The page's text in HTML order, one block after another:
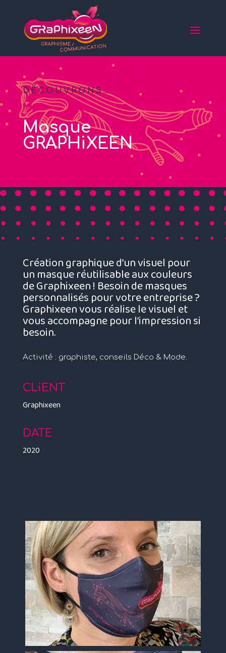
DÉCOUVRONS…
Masque
GRAPHiXEEN
Création graphique d’un visuel pour
un masque réutilisable aux couleurs
de Graphixeen ! Besoin de masques
personnalisés pour votre entreprise ?
Graphixeen vous réalise le visuel et
vous accompagne pour l’impression si
besoin.
Activité : graphiste, conseils Déco & Mode.
CLiENT
Graphixeen
DATE
2020